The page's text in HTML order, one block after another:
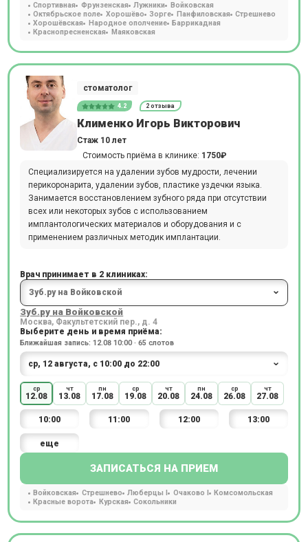
Спортивная Фрунзенская Лужники
Войковская
Октябрьское поле
Хорошёво Зорге Панфиловская
Стрешнево
Хорошёвская
Народное ополчение
Баррикадная
Краснопресненская
Маяковская
стоматолог
4.2 2 отзыва
Клименко Игорь Викторович
Стаж 10 лет
Стоимость приёма в клинике: 1750₽
Специализируется на удалении зубов мудрости, лечении
перикоронарита, удалении зубов, пластике уздечки языка.
Занимается восстановлением зубного ряда при отсутствии
всех или некоторых зубов с использованием
имплантологических материалов и оборудования и с
применением различных методик имплантации.
Врач принимает в 2 клиниках:
Зуб.ру на Войковской
Москва, Факультетский пер., д. 4
Выберите день и время приёма:
Ближайшая запись: 12.08 10:00 · 65 слотов
ср
12.08
чт
13.08
пн
17.08
ср
19.08
чт
20.08
пн
24.08
ср
26.08
чт
27.08
10:00 11:00 12:00 13:00
еще
ЗАПИСАТЬСЯ НА ПРИЕМ
Войковская Стрешнево Люберцы I Очаково I
Комсомольская
Красные ворота
Курская Сокольники